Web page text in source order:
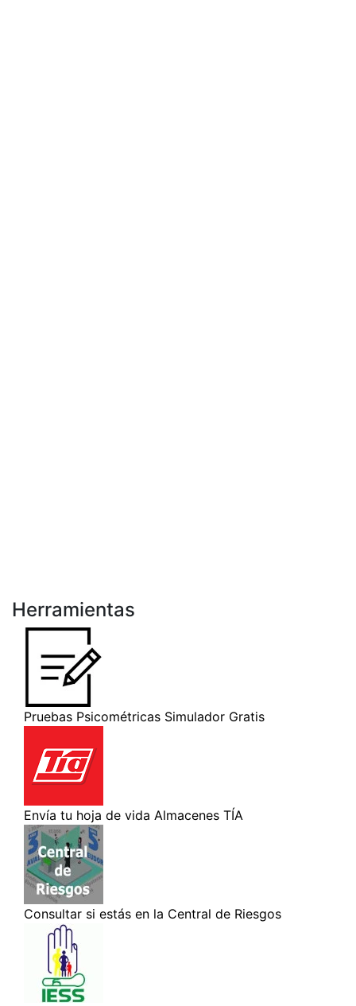
Herramientas